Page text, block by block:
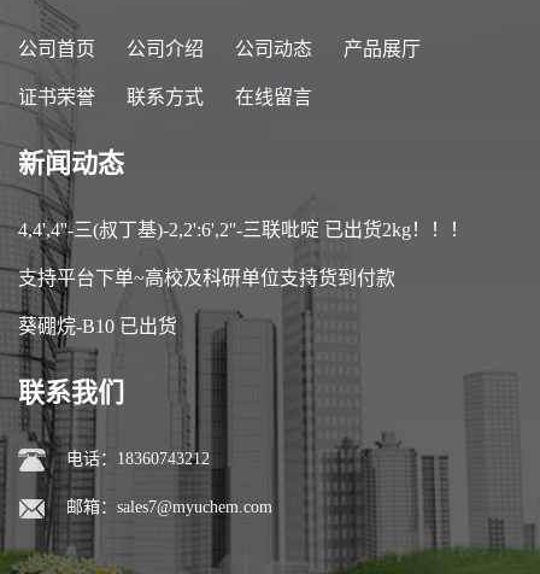
公司首页 公司介绍 公司动态 产品展厅
证书荣誉 联系方式 在线留言
新闻动态
4,4',4''-三(叔丁基)-2,2':6',2''-三联吡啶 已出货2kg！！！
支持平台下单~高校及科研单位支持货到付款
葵硼烷-B10 已出货
联系我们
电话：18360743212
邮箱： sales7@myuchem.com